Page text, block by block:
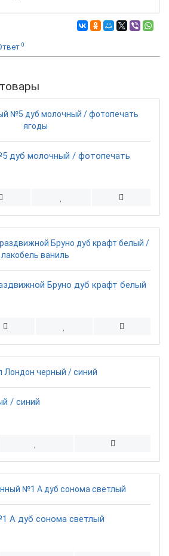
0
дуб молочный / фотопечать
Бруно дуб крафт белый
/ синий
А дуб сонома светлый